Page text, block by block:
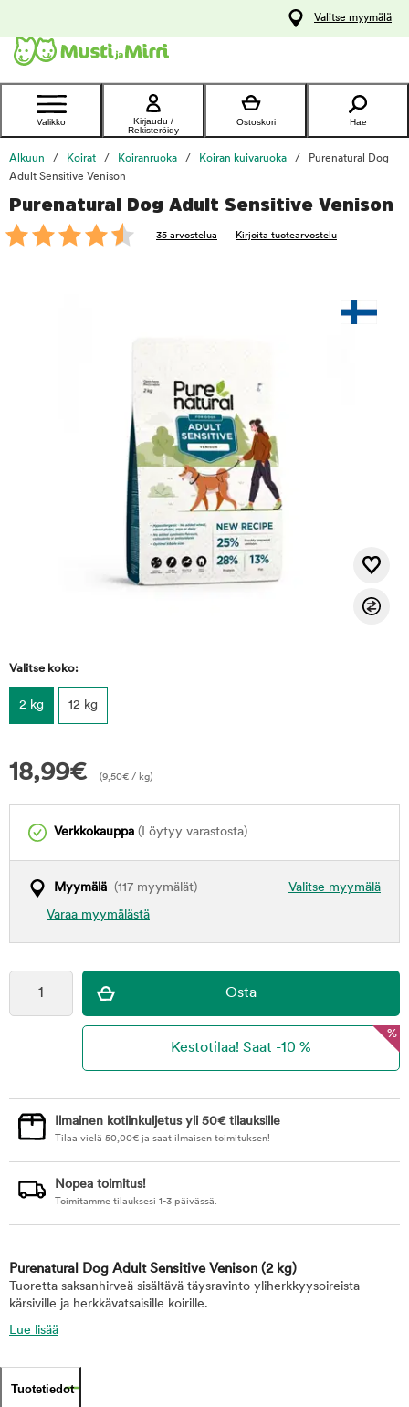
Ota yhteyttä
asiakaspalveluun
Valitse myymälä
Valikko
Kirjaudu /
Rekisteröidy
Ostoskori Hae
Alkuun Koirat Koiranruoka Koiran kuivaruoka
Purenatural Dog
Adult Sensitive Venison
Purenatural Dog Adult Sensitive Venison
35 arvostelua Kirjoita tuotearvostelu
Valitse koko:
2 kg 12 kg
18,99€ (9,50€ / kg)
Verkkokauppa (Löytyy varastosta)
Valitse myymälä
Myymälä (117 myymälät)
Varaa myymälästä
foo
%
Ilmainen kotiinkuljetus yli 50€ tilauksille
Tilaa vielä 50,00€ ja saat ilmaisen toimituksen!
Nopea toimitus!
Toimitamme tilauksesi 1-3 päivässä.
Purenatural Dog Adult Sensitive Venison (2 kg)
Tuoretta saksanhirveä sisältävä täysravinto yliherkkyysoireista
kärsiville ja herkkävatsaisille koirille.
Lue lisää
Tuotetiedot